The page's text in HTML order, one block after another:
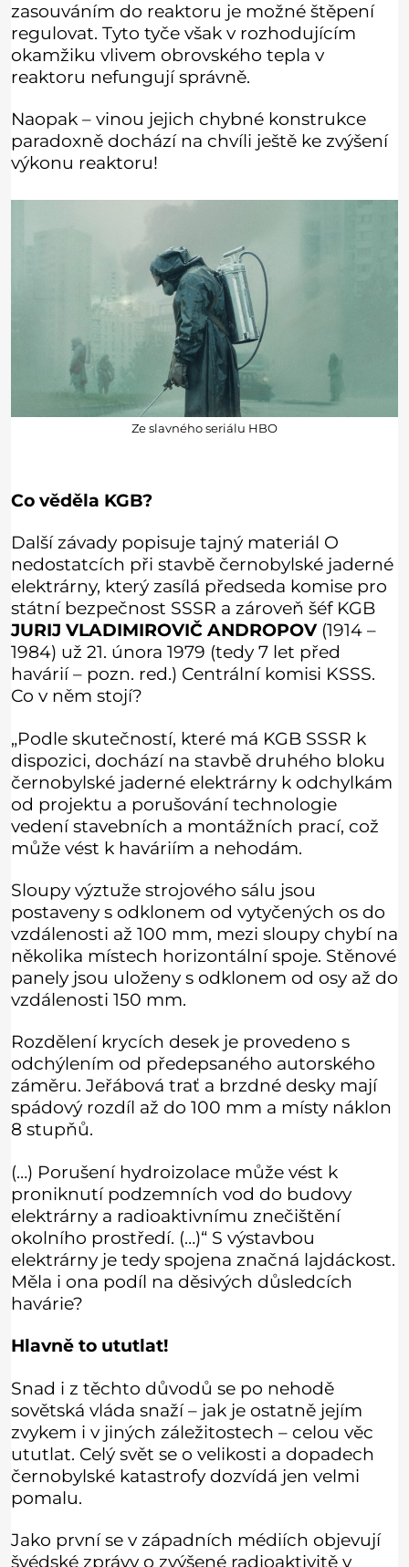
zasouváním do reaktoru je možné štěpení
regulovat. Tyto tyče však v rozhodujícím
okamžiku vlivem obrovského tepla v
reaktoru nefungují správně.
Naopak – vinou jejich chybné konstrukce
paradoxně dochází na chvíli ještě ke zvýšení
výkonu reaktoru!
Ze slavného seriálu HBO
Co věděla KGB?
Další závady popisuje tajný materiál O
nedostatcích při stavbě černobylské jaderné
elektrárny, který zasílá předseda komise pro
státní bezpečnost SSSR a zároveň šéf KGB
JURIJ VLADIMIROVIČ ANDROPOV (1914 –
1984) už 21. února 1979 (tedy 7 let před
havárií – pozn. red.) Centrální komisi KSSS.
Co v něm stojí?
„Podle skutečností, které má KGB SSSR k
dispozici, dochází na stavbě druhého bloku
černobylské jaderné elektrárny k odchylkám
od projektu a porušování technologie
vedení stavebních a montážních prací, což
může vést k haváriím a nehodám.
Sloupy výztuže strojového sálu jsou
postaveny s odklonem od vytyčených os do
vzdálenosti až 100 mm, mezi sloupy chybí na
několika místech horizontální spoje. Stěnové
panely jsou uloženy s odklonem od osy až do
vzdálenosti 150 mm.
Rozdělení krycích desek je provedeno s
odchýlením od předepsaného autorského
záměru. Jeřábová trať a brzdné desky mají
spádový rozdíl až do 100 mm a místy náklon
8 stupňů.
(…) Porušení hydroizolace může vést k
proniknutí podzemních vod do budovy
elektrárny a radioaktivnímu znečištění
okolního prostředí. (…)“ S výstavbou
elektrárny je tedy spojena značná lajdáckost.
Měla i ona podíl na děsivých důsledcích
havárie?
Hlavně to ututlat!
Snad i z těchto důvodů se po nehodě
sovětská vláda snaží – jak je ostatně jejím
zvykem i v jiných záležitostech – celou věc
ututlat. Celý svět se o velikosti a dopadech
černobylské katastrofy dozvídá jen velmi
pomalu.
Jako první se v západních médiích objevují
švédské zprávy o zvýšené radioaktivitě v